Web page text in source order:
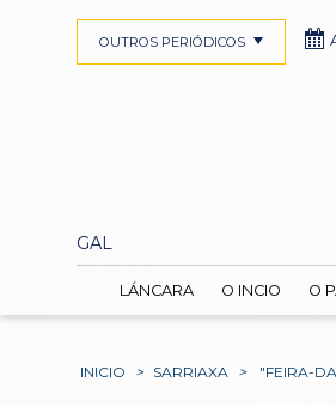
GAL
OUTROS PERIÓDICOS
LÁNCARA O INCIO O
INICIO > SARRIAXA > "FEIRA-